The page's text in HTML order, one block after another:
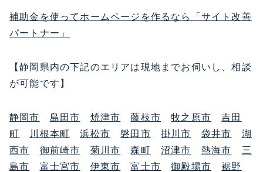
補助金を使ってホームページを作るなら「サイト改善
パートナー」
【静岡県内の下記のエリアは現地までお伺いし、相談
が可能です】
静岡市 島田市 焼津市 藤枝市 牧之原市
吉田
町
川根本町 浜松市 磐田市 掛川市 袋井市
湖
西市
御前崎市 菊川市 森町 沼津市 熱海市
三
島市
富士宮市 伊東市 富士市 御殿場市
裾野